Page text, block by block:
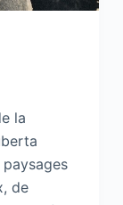
la
de